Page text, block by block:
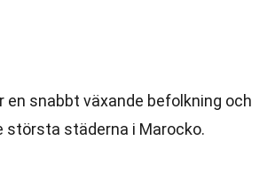
en snabbt växande befolkning och
största städerna i Marocko.